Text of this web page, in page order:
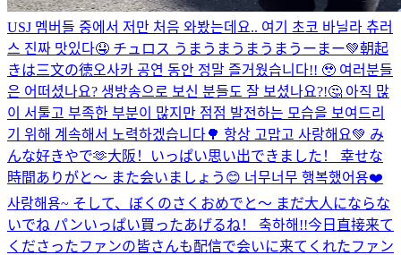
USJ 멤버들 중에서 저만 처음 와봤는데요.. 여기 초코 바닐라 츄러
스 진짜 맛있다🤤 チュロス うまうまうまうまうーまー💚朝起
きは三文の徳오사카 공연 동안 정말 즐거웠습니다!! 🥹 여러분들
은 어떠셨나요? 생방송으로 보신 분들도 잘 보셨나요?!🤔 아직 많
이 서툴고 부족한 부분이 많지만 점점 발전하는 모습을 보여드리
기 위해 계속해서 노력하겠습니다🌳 항상 고맙고 사랑해요💚 み
んな好きやで🫶大阪！いっぱい思い出できました！ 幸せな
時間ありがと〜 また会いましょう😊 너무너무 행복했어용❤️
사랑해용~ そして、ぼくのさくおめでと〜 まだ大人にならな
いでね パンいっぱい買ったあげるね！ 축하해!!今日直接来て
くださったファンの皆さんも配信で会いに来てくれたファン